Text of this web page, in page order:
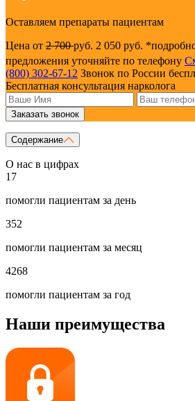
Оставляем препараты пациентам
Цена от 2 700руб. 2 050 руб.
предложения уточняйте по телефону
(800) 302-67-12 Звонок по России
Бесплатная консультация нарколога
Заказать звонок
Содержание
О нас в цифрах
17
помогли пациентам за день
352
помогли пациентам за месяц
4268
помогли пациентам за год
Наши преимущества